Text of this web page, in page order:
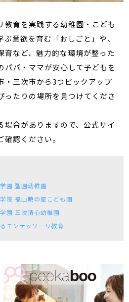
教育を実践する幼稚園・こども
意欲を育む「おしごと」や、
育など、魅力的な環境が整った
パパ・ママが安心して子どもを
・三次市から3つピックアップ
ったりの場所を見つけてくださ
合がありますので、公式サイ
確認ください。
園 聖園幼稚園
院 福山暁の星こども園
園 三次清心幼稚園
モンテッソーリ教育